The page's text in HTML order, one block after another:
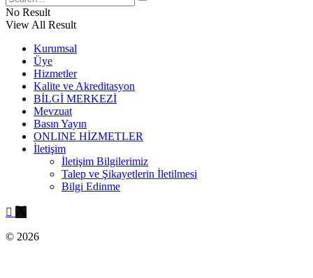
No Result
View All Result
Kurumsal
Üye
Hizmetler
Kalite ve Akreditasyon
BİLGİ MERKEZİ
Mevzuat
Basın Yayın
ONLINE HİZMETLER
İletişim
İletişim Bilgilerimiz
Talep ve Şikayetlerin İletilmesi
Bilgi Edinme
© 2026